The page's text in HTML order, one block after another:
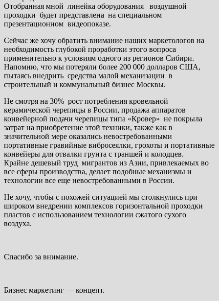
Отобранная мной линейка оборудования воздушной
проходки будет представлена на специальном
презентационном видеопоказе.
Сейчас же хочу обратить внимание наших маркетологов на
необходимость глубокой проработки этого вопроса
применительно к условиям одного из регионов Сибири.
Напомню, что мы потеряли более 200 000 долларов США,
пытаясь внедрить средства малой механизации в
строительный и коммунальный бизнес Москвы.
Не смотря на 30% рост потребления кровельной
керамической черепицы в России, продажа аппаратов
конвейерной подачи черепицы типа «Кровер» не покрыла
затрат на приобретение этой техники, также как в
значительной мере оказались невостребованными
портативные гравийные вибросеялки, грохоты и портативные
конвейеры для отвалки грунта с траншей и колодцев.
Крайне дешевый труд мигрантов из Азии, привлекаемых во
все сферы производства, делает подобные механизмы и
технологии все еще невостребованными в России.
Не хочу, чтобы с похожей ситуацией мы столкнулись при
широком внедрении комплексов горизонтальной проходки
пластов с использованием технологии сжатого сухого
воздуха.
Спасибо за внимание.
Бизнес маркетинг — концепт.